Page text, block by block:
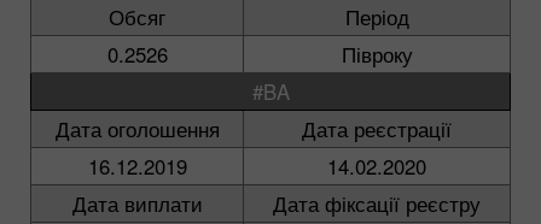
Обсяг
Період
0.2526
Півроку
#BA
Дата оголошення
Дата реєстрації
16.12.2019
14.02.2020
Дата виплати
Дата фіксації реєстру